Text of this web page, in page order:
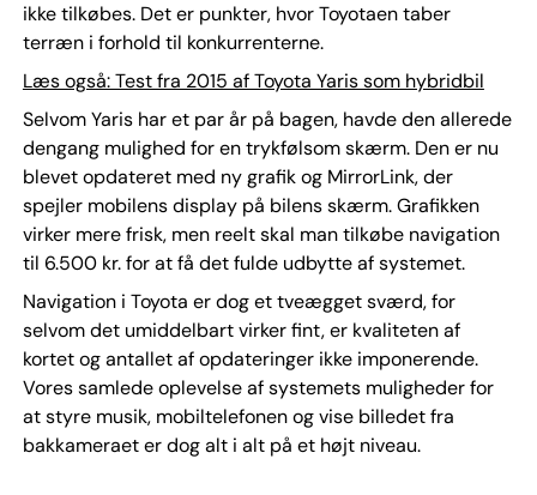
ikke tilkøbes. Det er punkter, hvor Toyotaen taber
terræn i forhold til konkurrenterne.
Læs også: Test fra 2015 af Toyota Yaris som hybridbil
Selvom Yaris har et par år på bagen, havde den allerede
dengang mulighed for en trykfølsom skærm. Den er nu
blevet opdateret med ny grafik og MirrorLink, der
spejler mobilens display på bilens skærm. Grafikken
virker mere frisk, men reelt skal man tilkøbe navigation
til 6.500 kr. for at få det fulde udbytte af systemet.
Navigation i Toyota er dog et tveægget sværd, for
selvom det umiddelbart virker fint, er kvaliteten af
kortet og antallet af opdateringer ikke imponerende.
Vores samlede oplevelse af systemets muligheder for
at styre musik, mobiltelefonen og vise billedet fra
bakkameraet er dog alt i alt på et højt niveau.